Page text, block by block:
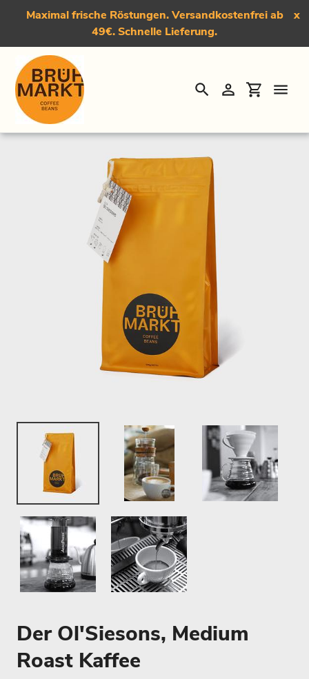
Direkt
Maximal frische Röstungen. Versandkostenfrei ab
49€. Schnelle Lieferung.
x
SuchenEinloggen
Startseite › Der Ol'Siesons, Medium Roast Kaffee
Der Ol'Siesons, Medium
Roast Kaffee